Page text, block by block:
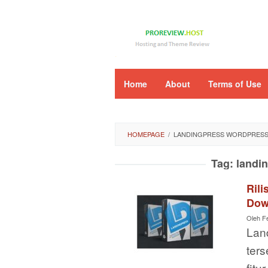
Home About Terms of Use
HOMEPAGE / LANDINGPRESS
Tag:
Oleh